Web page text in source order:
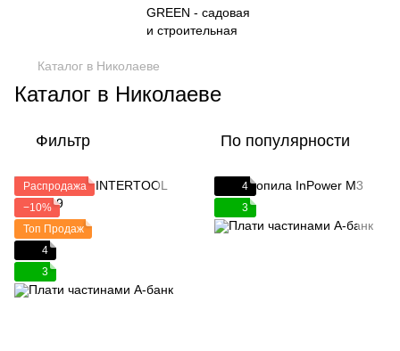
Каталог в Николаеве
Каталог в Николаеве
Фильтр По популярности
Распродажа
−10%
Топ Продаж
4
3
4
3